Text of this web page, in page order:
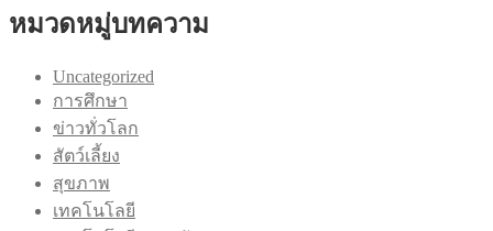
หมวดหมู่บทความ
Uncategorized
การศึกษา
ข่าวทั่วโลก
สัตว์เลี้ยง
สุขภาพ
เทคโนโลยี